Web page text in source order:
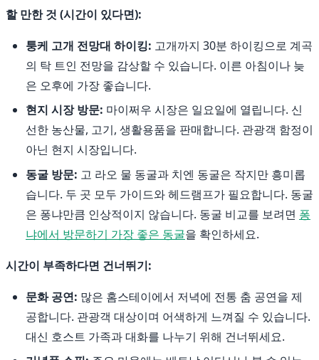
할 만한 것 (시간이 있다면):
퉁케 고개 전망대 하이킹: 고개까지 30분 하이킹으로 계곡
의 탁 트인 전망을 감상할 수 있습니다. 이른 아침이나 늦
은 오후에 가장 좋습니다.
현지 시장 방문: 마이쩌우 시장은 일요일에 열립니다. 신
선한 농산물, 고기, 생활용품을 판매합니다. 관광객 함정이
아닌 현지 시장입니다.
동굴 방문: 고 라오 물 동굴과 치엔 동굴은 작지만 흥미롭
습니다. 두 곳 모두 가이드와 헤드램프가 필요합니다. 동굴
은 퐁냐만큼 인상적이지 않습니다. 동굴 비교를 보려면 퐁
냐에서 방문하기 가장 좋은 동굴을 확인하세요.
시간이 부족하다면 건너뛰기:
문화 공연: 많은 홈스테이에서 저녁에 전통 춤 공연을 제
공합니다. 관광객 대상이며 어색하게 느껴질 수 있습니다.
대신 호스트 가족과 대화를 나누기 위해 건너뛰세요.